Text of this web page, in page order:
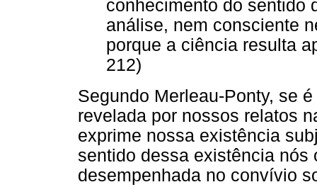
conhecimento do sentido
análise, nem consciente
porque a ciência resulta
212)
Segundo Merleau-Ponty, se
revelada por nossos relatos
exprime nossa existência
sentido dessa existência nós
desempenhada no convívio